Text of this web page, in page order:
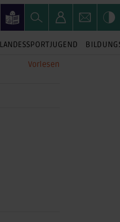
LANDESSPORTJUGEND
Vorlesen